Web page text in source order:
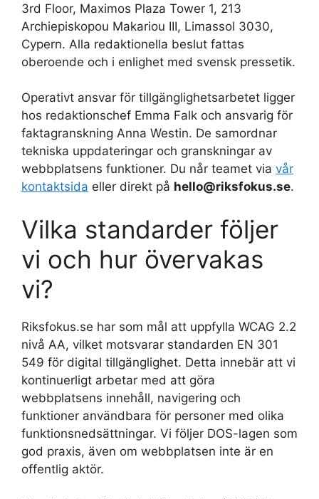
3rd Floor, Maximos Plaza Tower 1, 213
Archiepiskopou Makariou III, Limassol 3030,
Cypern. Alla redaktionella beslut fattas
oberoende och i enlighet med svensk pressetik.
Operativt ansvar för tillgänglighetsarbetet ligger
hos redaktionschef Emma Falk och ansvarig för
faktagranskning Anna Westin. De samordnar
tekniska uppdateringar och granskningar av
webbplatsens funktioner. Du når teamet via vår
kontaktsida eller direkt på hello@riksfokus.se.
Vilka standarder följer
vi och hur övervakas
vi?
Riksfokus.se har som mål att uppfylla WCAG 2.2
nivå AA, vilket motsvarar standarden EN 301
549 för digital tillgänglighet. Detta innebär att vi
kontinuerligt arbetar med att göra
webbplatsens innehåll, navigering och
funktioner användbara för personer med olika
funktionsnedsättningar. Vi följer DOS-lagen som
god praxis, även om webbplatsen inte är en
offentlig aktör.